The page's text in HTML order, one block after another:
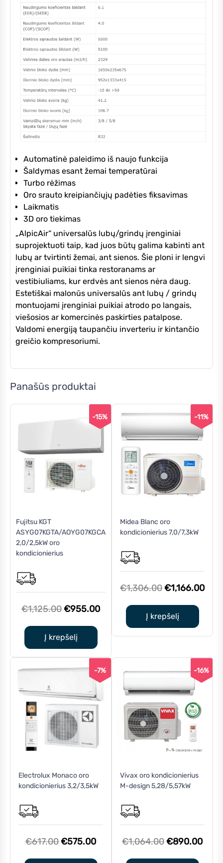
Automatinė paleidimo iš naujo funkcija
Šaldymas esant žemai temperatūrai
Turbo rėžimas
Oro srauto kreipiančiųjų padėties fiksavimas
Laikmatis
3D oro tiekimas
„AlpicAir“ universalūs lubų/grindų įrenginiai
suprojektuoti taip, kad juos būtų galima kabinti ant
lubų ar tvirtinti žemai, ant sienos. Šie ploni ir lengvi
įrenginiai puikiai tinka restoranams ar
vestibiuliams, kur erdvės ant sienos nėra daug.
Estetiškai malonūs universalūs ant lubų / grindų
montuojami įrenginiai puikiai atrodo po langais,
viešosios ar komercinės paskirties patalpose.
Valdomi energiją taupančiu inverteriu ir kintančio
greičio kompresoriumi.
Panašūs produktai
-15%
Fujitsu KGT
ASYG07KGTA/AOYG07KGCA
2,0/2,5kW oro
kondicionierius
€1,125.00Original
was:
€1,125.00.
€955.00Current
Į krepšelį
-11%
Midea Blanc oro
kondicionierius 7,0/7,3kW
€1,306.00Original
was:
€1,306.00.
€1,166.00
Į krepšelį
-7%
Electrolux Monaco oro
kondicionierius 3,2/3,5kW
€617.00Original
€575.00Current
-16%
Vivax oro kondicionierius
M-design 5,28/5,57kW
€1,064.00Original
€890.00